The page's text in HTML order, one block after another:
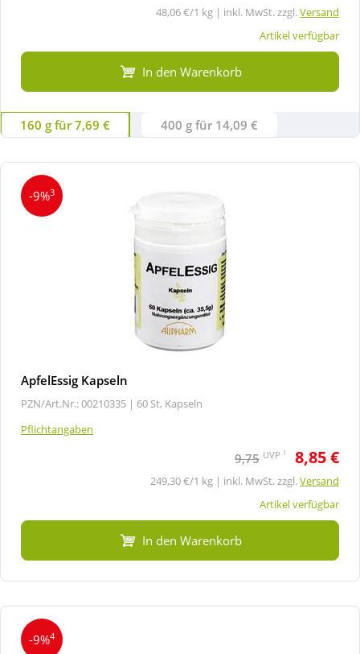
48,06 €/1 kg | inkl. MwSt. zzgl.Versand
Artikel verfügbar
In den Warenkorb
160 g für 7,69 € 400 g für 14,09 €
-9%3
ApfelEssig Kapseln
PZN/Art.Nr.: 00210335 | 60 St, Kapseln
Pflichtangaben
9,75 UVP 1 8,85 €
249,30 €/1 kg | inkl. MwSt. zzgl.Versand
Artikel verfügbar
In den Warenkorb
-9%4